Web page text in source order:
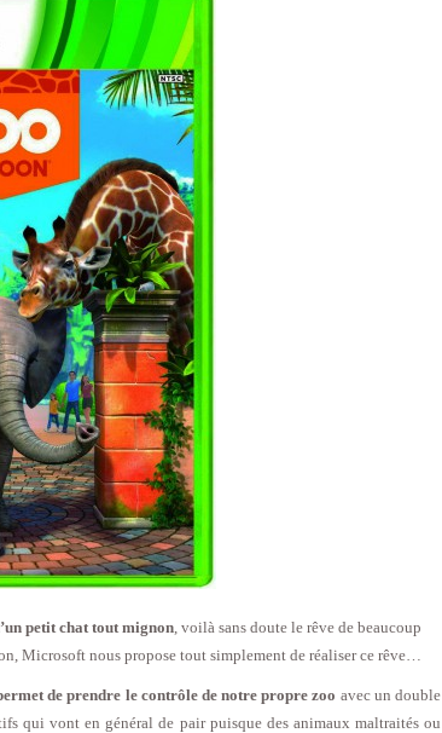
petit chat tout mignon , voilà sans doute le rêve de beaucoup
Microsoft nous propose tout simplement de réaliser ce rêve…
de prendre le contrôle de notre propre zoo avec un double
qui vont en général de pair puisque des animaux maltraités ou